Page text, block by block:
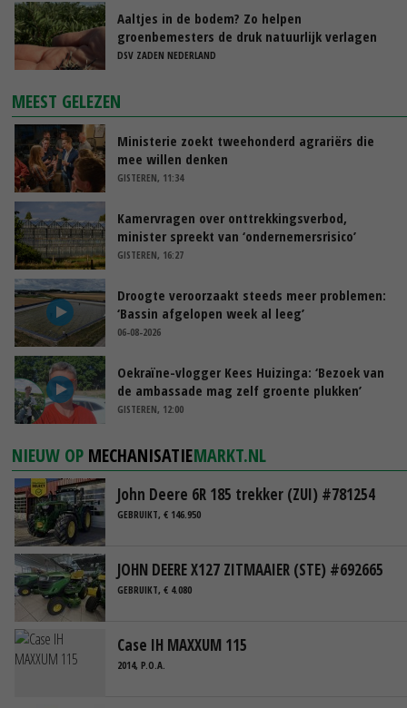
Aaltjes in de bodem? Zo helpen
groenbemesters de druk natuurlijk verlagen
DSV ZADEN NEDERLAND
MEEST GELEZEN
Ministerie zoekt tweehonderd agrariërs die
mee willen denken
GISTEREN, 11:34
Kamervragen over onttrekkingsverbod,
minister spreekt van ‘ondernemersrisico’
GISTEREN, 16:27
Droogte veroorzaakt steeds meer problemen:
‘Bassin afgelopen week al leeg’
06-08-2026
Oekraïne-vlogger Kees Huizinga: ‘Bezoek van
de ambassade mag zelf groente plukken’
GISTEREN, 12:00
NIEUW OP MECHANISATIEMARKT.NL
John Deere 6R 185 trekker (ZUI) #781254
GEBRUIKT, € 146.950
JOHN DEERE X127 ZITMAAIER (STE) #692665
GEBRUIKT, € 4.080
Case IH MAXXUM 115
2014, P.O.A.